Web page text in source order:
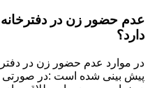
عدم حضور زن در
دارد؟
در موارد عدم حضور زن در
پیش بینی شده است :در